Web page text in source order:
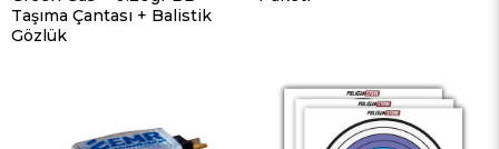
Taşıma Çantası + Balistik
Gözlük